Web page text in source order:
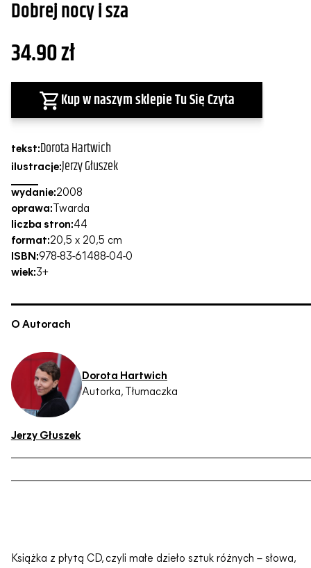
Dobrej nocy i sza
34.90zł
Kup w naszym sklepie Tu Się Czyta
tekst:Dorota Hartwich
ilustracje:Jerzy Głuszek
wydanie:2008
oprawa: Twarda
liczba stron:44
format:20,5 x 20,5 cm
ISBN:978-83-61488-04-0
wiek:3+
O Autorach
Dorota Hartwich
Autorka, Tłumaczka
Jerzy Głuszek
Książka z płytą CD, czyli małe dzieło sztuk różnych – słowa,